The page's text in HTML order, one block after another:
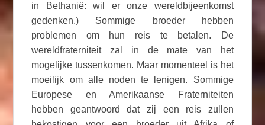
in Bethanië: wil er onze wereldbijeenkomst
gedenken.) Sommige broeder hebben
problemen om hun reis te betalen. De
wereldfraterniteit zal in de mate van het
mogelijke tussenkomen. Maar momenteel is het
moeilijk om alle noden te lenigen. Sommige
Europese en Amerikaanse Fraterniteiten
hebben geantwoord dat zij een reis zullen